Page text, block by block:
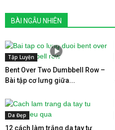
BÀI NGẪU NHIÊN
Tập Luyện
Bent Over Two Dumbbell Row –
Bài tập cơ lưng giữa...
Da Đẹp
12 cách làm trắng da tay tự